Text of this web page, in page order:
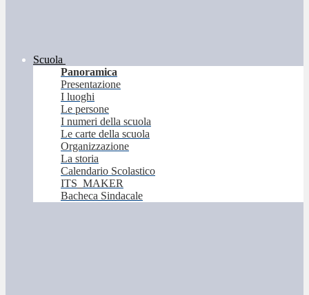
Scuola
Panoramica
Presentazione
I luoghi
Le persone
I numeri della scuola
Le carte della scuola
Organizzazione
La storia
Calendario Scolastico
ITS_MAKER
Bacheca Sindacale